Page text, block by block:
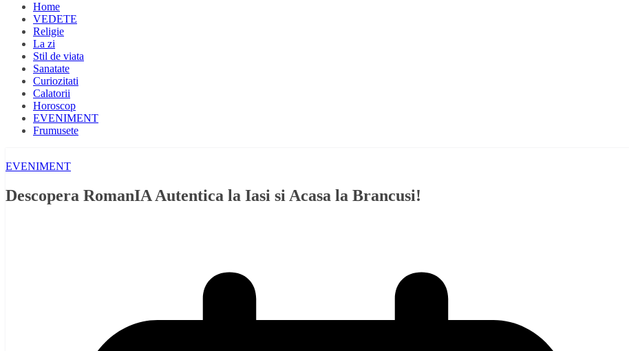
Home
VEDETE
Religie
La zi
Stil de viata
Sanatate
Curiozitati
Calatorii
Horoscop
EVENIMENT
Frumusete
EVENIMENT
Descopera RomanIA Autentica la Iasi si Acasa la Brancusi!